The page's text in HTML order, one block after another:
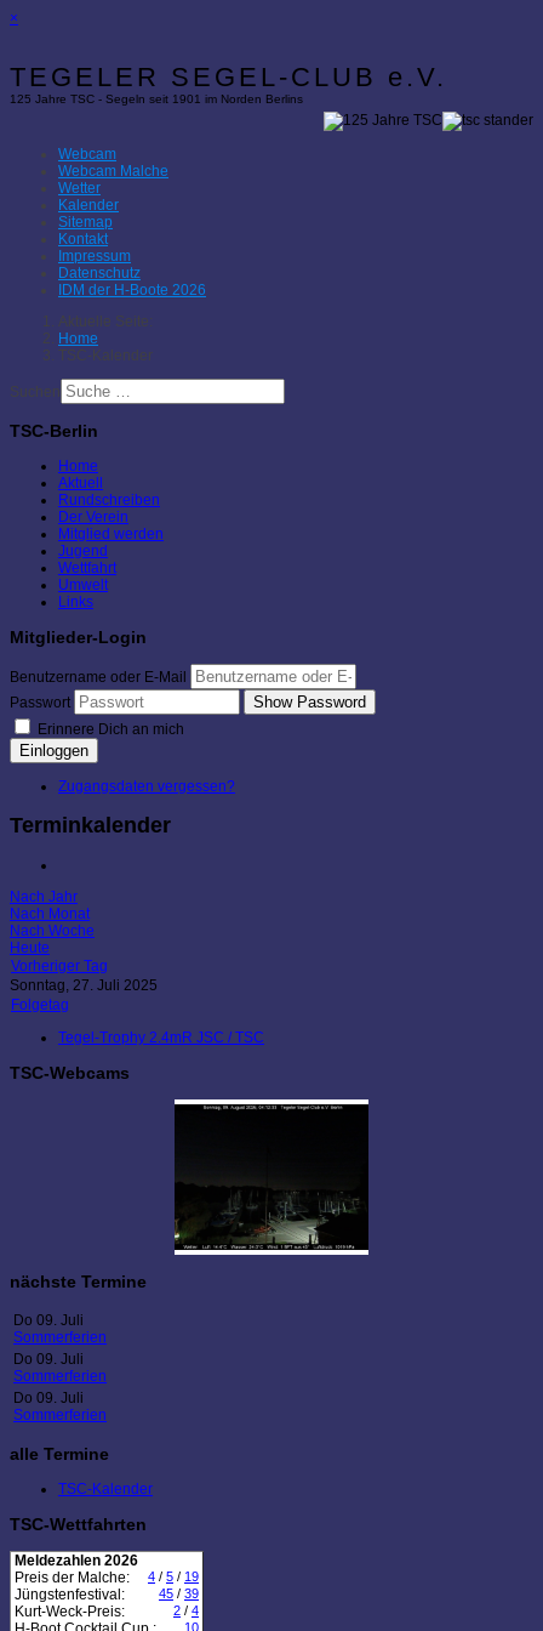
×
TEGELER SEGEL-CLUB e.V.
125 Jahre TSC - Segeln seit 1901 im Norden Berlins
Webcam
Webcam Malche
Wetter
Kalender
Sitemap
Kontakt
Impressum
Datenschutz
IDM der H-Boote 2026
Aktuelle Seite:
Home
TSC-Kalender
Suchen
TSC-Berlin
Home
Aktuell
Rundschreiben
Der Verein
Mitglied werden
Jugend
Wettfahrt
Umwelt
Links
Mitglieder-Login
Benutzername oder E-Mail
Passwort
Show Password
Erinnere Dich an mich
Einloggen
Zugangsdaten vergessen?
Terminkalender
Nach Jahr
Nach Monat
Nach Woche
Heute
Vorheriger Tag
Sonntag, 27. Juli 2025
Folgetag
Tegel-Trophy 2.4mR JSC / TSC
TSC-Webcams
nächste Termine
Do 09. Juli
Sommerferien
Do 09. Juli
Sommerferien
Do 09. Juli
Sommerferien
alle Termine
TSC-Kalender
TSC-Wettfahrten
Meldezahlen 2026
Preis der Malche:
4 / 5 / 19
Jüngstenfestival: 45 / 39
Kurt-Weck-Preis: 2 / 4
10